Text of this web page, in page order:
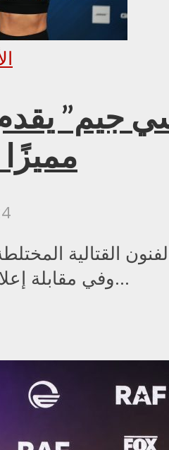
جيم” يقدم
القتالية
وفي مقابلة إعلامة مع نادي...